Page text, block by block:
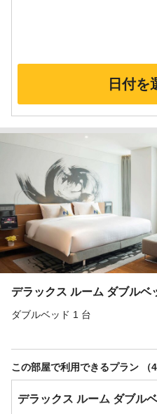
日付を
デラックス ルーム ダブル
ダブルベッド 1 台
この部屋で利用できるプラン （4
デラックス ルーム ダブル